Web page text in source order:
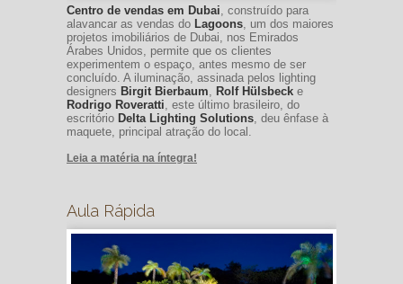
Centro de vendas em Dubai , construído para
alavancar as vendas do Lagoons , um dos maiores
projetos imobiliários de Dubai, nos Emirados
Árabes Unidos, permite que os clientes
experimentem o espaço, antes mesmo de ser
concluído. A iluminação, assinada pelos lighting
designers Birgit Bierbaum Rolf Hülsbeck e
Rodrigo Roveratti , este último brasileiro, do
escritório Delta Lighting Solutions , deu ênfase à
maquete, principal atração do local.
Leia a matéria na íntegra!
Aula Rápida